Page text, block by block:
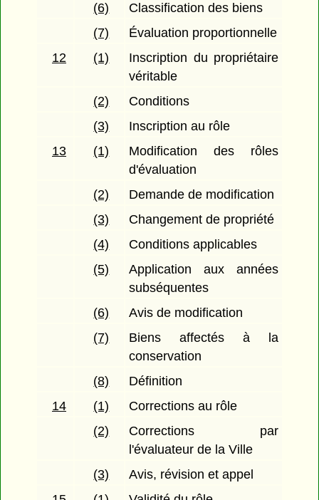
(6)
Classification des biens
(7)
Évaluation proportionnelle
12
(1)
Inscription du propriétaire
véritable
(2)
Conditions
(3)
Inscription au rôle
13
(1)
Modification des rôles
d'évaluation
(2)
Demande de modification
(3)
Changement de propriété
(4)
Conditions applicables
(5)
Application aux années
subséquentes
(6)
Avis de modification
(7)
Biens affectés à la
conservation
(8)
Définition
14
(1)
Corrections au rôle
(2)
Corrections par
l'évaluateur de la Ville
(3)
Avis, révision et appel